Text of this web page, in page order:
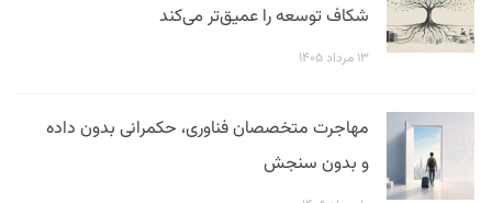
شکاف توسعه را عمیق‌تر می‌کند
۱۳ مرداد ۱۴۰۵
مهاجرت متخصصان فناوری، حکمرانی بدون داده
و بدون سنجش